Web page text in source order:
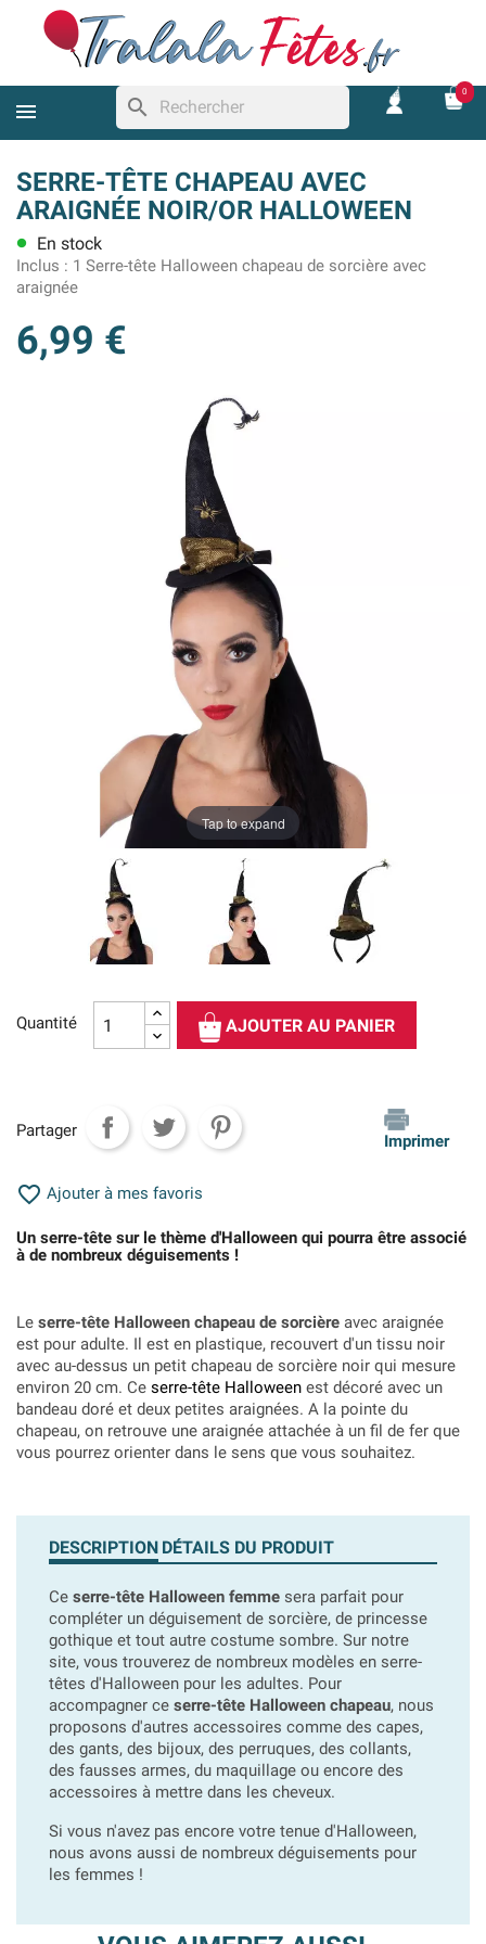
search
0
SERRE-TÊTE CHAPEAU AVEC
ARAIGNÉE NOIR/OR HALLOWEEN
lens En stock
Inclus : 1 Serre-tête Halloween chapeau de sorcière avec
araignée
6,99 €
Tap to expand
Quantité AJOUTER AU PANIER
Partager
Imprimer
 Ajouter à mes favoris
Un serre-tête sur le thème d'Halloween qui pourra être associé
à de nombreux déguisements !
Le serre-tête Halloween chapeau de sorcière avec araignée
est pour adulte. Il est en plastique, recouvert d'un tissu noir
avec au-dessus un petit chapeau de sorcière noir qui mesure
environ 20 cm. Ce serre-tête Halloween est décoré avec un
bandeau doré et deux petites araignées. A la pointe du
chapeau, on retrouve une araignée attachée à un fil de fer que
vous pourrez orienter dans le sens que vous souhaitez.
DESCRIPTION DÉTAILS DU PRODUIT
Ce serre-tête Halloween femme sera parfait pour
compléter un déguisement de sorcière, de princesse
gothique et tout autre costume sombre. Sur notre
site, vous trouverez de nombreux modèles en serre-
têtes d'Halloween pour les adultes. Pour
accompagner ce serre-tête Halloween chapeau, nous
proposons d'autres accessoires comme des capes,
des gants, des bijoux, des perruques, des collants,
des fausses armes, du maquillage ou encore des
accessoires à mettre dans les cheveux.
Si vous n'avez pas encore votre tenue d'Halloween,
nous avons aussi de nombreux déguisements pour
les femmes !